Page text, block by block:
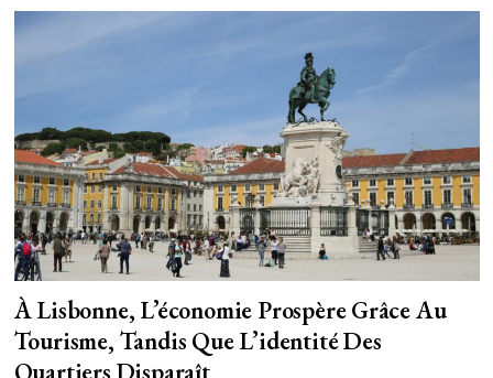
À Lisbonne, L’économie Prospère Grâce Au
Tourisme, Tandis Que L’identité Des